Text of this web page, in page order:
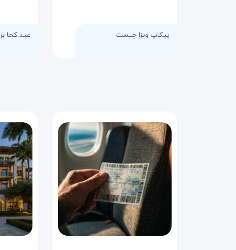
پیکاپ ویزا چیست عید کجا